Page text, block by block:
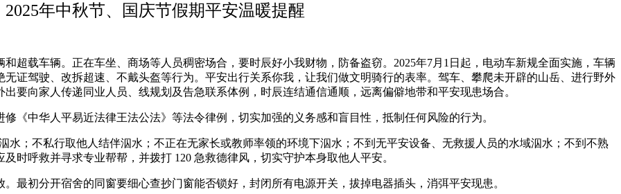
2025年中秋节、国庆节假期平安温暖提醒
载车辆。正在车坐、商场等人员稠密场合，要时辰好小我财物，防备盗窃。2025年7月1日起，电动车新规全面实施，车辆
证驾驶、改拆超速、不戴头盔等行为。平安出行关系你我，让我们做文明骑行的表率。驾车、攀爬未开辟的山岳、进行野外
要向家人传递同业人员、线规划及告急联系体例，时辰连结通信通顺，远离偏僻地带和平安现患场合。
中华人平易近法律王法公法》等法令律例，切实加强的义务感和盲目性，抵制任何风险的行为。
不私行取他人结伴泅水；不正在无家长或教师率领的环境下泅水；不到无平安设备、无救援人员的水域泅水；不到不熟
时呼救并寻求专业帮帮，并拨打 120 急救德律风，切实守护本身取他人平安。
初分开宿舍的同窗要细心查抄门窗能否锁好，封闭所有电源开关，拔掉电器插头，消弭平安现患。